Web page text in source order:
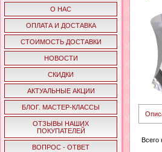
О НАС
ОПЛАТА И ДОСТАВКА
СТОИМОСТЬ ДОСТАВКИ
НОВОСТИ
СКИДКИ
АКТУАЛЬНЫЕ АКЦИИ
БЛОГ. МАСТЕР-КЛАССЫ
ОТЗЫВЫ НАШИХ
ПОКУПАТЕЛЕЙ
ВОПРОС - ОТВЕТ
Всего